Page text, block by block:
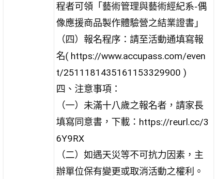
程者可領「藝術管理與藝術經紀系-偶
像應援商品製作體驗營之結業證書」
（四）報名程序：請至活動通填寫報
名( https://www.accupass.com/even
t/2511181435161153329900 )
四、注意事項：
（一）未滿十八歲之報名者，請家長
填寫同意書，下載：https://reurl.cc/3
6Y9RX
（二）如遇天災等不可抗力因素，主
辦單位保有變更或取消活動之權利。